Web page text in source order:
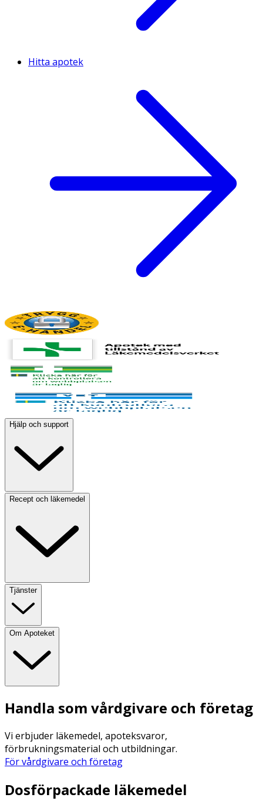
Hitta apotek
Hjälp och support
Recept och läkemedel
Tjänster
Om Apoteket
Handla som vårdgivare och företag
Vi erbjuder läkemedel, apoteksvaror,
förbrukningsmaterial och utbildningar.
För vårdgivare och företag
Dosförpackade läkemedel